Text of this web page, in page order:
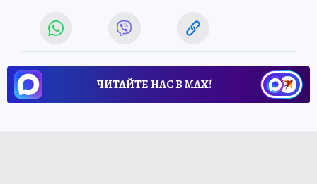
ЧИТАЙТЕ НАС В МАХ!